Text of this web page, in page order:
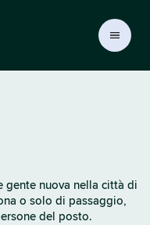
nuova nella città di
o solo di passaggio,
del posto.